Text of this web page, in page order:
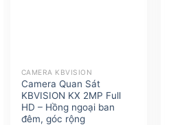
CAMERA KBVISION
Camera Quan Sát
KBVISION KX 2MP Full
HD – Hồng ngoại ban
đêm, góc rộng